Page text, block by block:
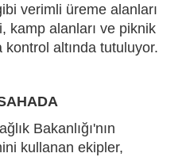
verimli üreme alanları
kamp alanları ve piknik
altında tutuluyor.
Bakanlığı'nın
kullanan ekipler,